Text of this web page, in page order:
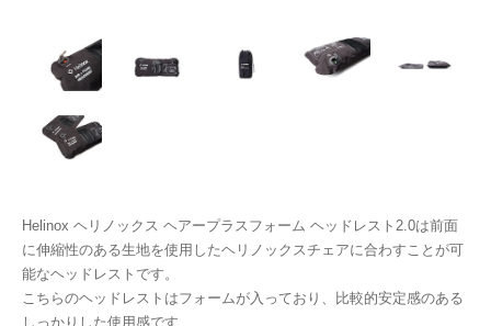
Helinox ヘリノックス ヘアープラスフォーム ヘッドレスト2.0は前面
に伸縮性のある生地を使用したヘリノックスチェアに合わすことが可
能なヘッドレストです。
こちらのヘッドレストはフォームが入っており、比較的安定感のある
しっかりした使用感です